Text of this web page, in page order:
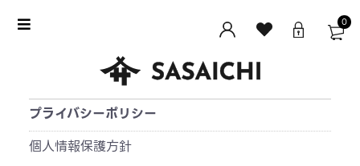
0
プライバシーポリシー
個人情報保護方針